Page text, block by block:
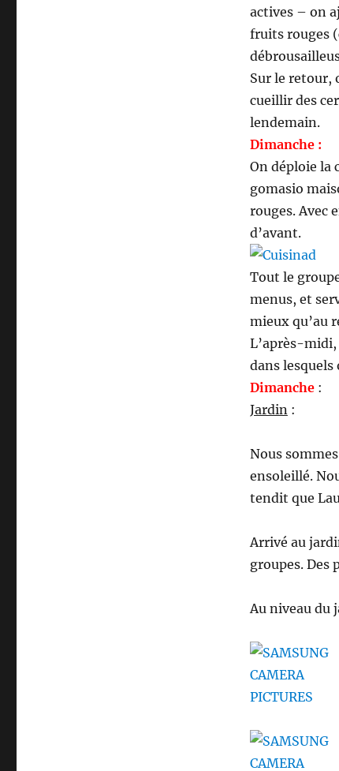
actives – on
fruits rouges
Sur le retour,
cueillir des
lendemain.
Dimanche :
On déploie la
gomasio
rouges. Avec
d’avant.
Tout le
menus, et
mieux qu’au
L’après-
dans
Dimanche :
Jardin:
Nous
ensoleillé.
tendit que
Arrivé au
groupes. Des
Au niveau du